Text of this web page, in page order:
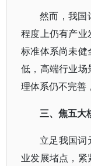
然而，我国
程度上仍有产业
标准体系尚未健
低，高端行业场
理体系仍不完善
三、焦五大
立足我国词
业发展堵点，紧